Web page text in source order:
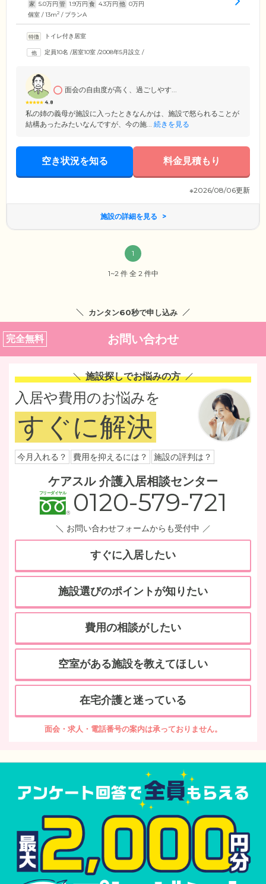
家 5.0万円 管 1.9万円 食 4.3万円 他 0万円
個室 / 13m2 / プランA
トイレ付き居室
定員10名 /居室10室 /2008年5月設立 /
4.8
面会の自由度が高く、過ごしやす...
私の姉の義母が施設に入ったときなんかは、施設で怒られることが
結構あったみたいなんですが、今の施... 続きを見る
空き状況を知る 料金見積もり
※2026/08/06更新
施設の詳細を見る
1
1~2 件 全 2 件中
カンタン60秒で申し込み
完全無料 お問い合わせ
施設探しでお悩みの方
入居や費用のお悩みを
すぐに解決
今月入れる？ 費用を抑えるには？ 施設の評判は？
ケアスル 介護入居相談センター
0120-579-721
お問い合わせフォームからも受付中
すぐに入居したい
施設選びのポイントが知りたい
費用の相談がしたい
空室がある施設を教えてほしい
在宅介護と迷っている
面会・求人・電話番号の案内は承っておりません。